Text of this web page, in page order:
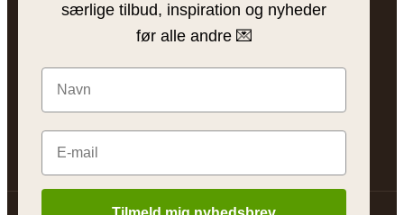
Sådan plejer du læder
Find din taske
@frejaskind
særlige tilbud, inspiration og nyheder
før alle andre 💌